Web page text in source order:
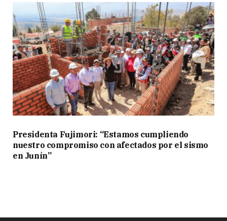
Presidenta Fujimori: “Estamos cumpliendo
nuestro compromiso con afectados por el sismo
en Junín”